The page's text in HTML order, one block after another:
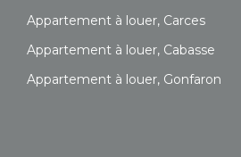
Appartement à louer, Carces
Appartement à louer, Cabasse
Appartement à louer, Gonfaron